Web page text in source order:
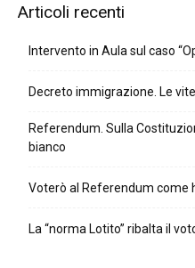
Articoli recenti
Intervento in Aula sul caso
Decreto immigrazione. Le
Referendum. Sulla
bianco
Voterò al Referendum come
La “norma Lotito” ribalta il